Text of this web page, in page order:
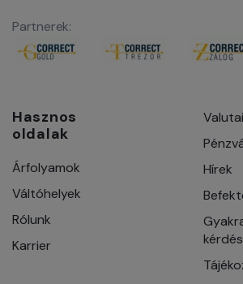
Partnerek:
Hasznos
oldalak
Árfolyamok
Váltóhelyek
Rólunk
Karrier
Hírek